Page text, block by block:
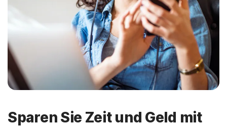
Sparen Sie Zeit und Geld mit